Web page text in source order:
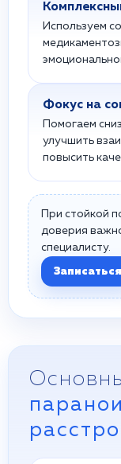
Используем
Фокус на
Помогаем
улучшить
повысить
При стойкой
доверия
специалисту.
Записаться